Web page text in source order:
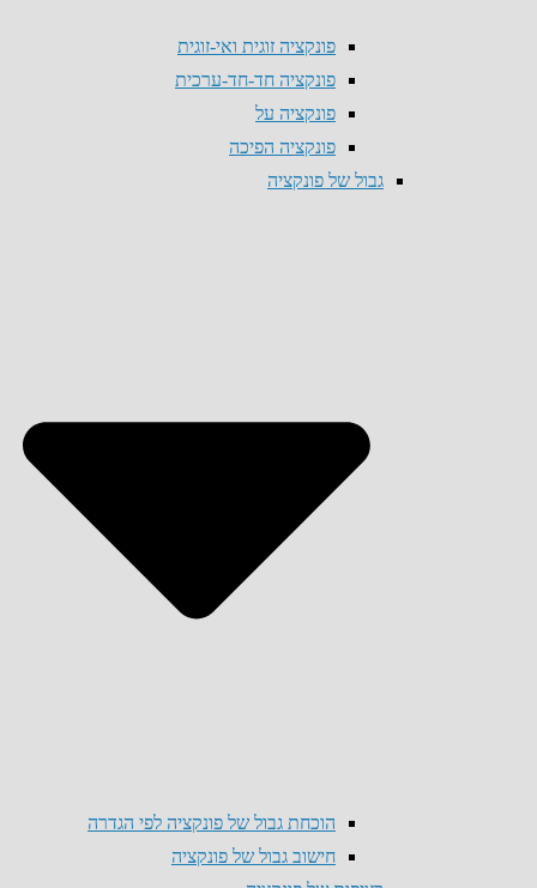
פונקציה זוגית ואי-זוגית
פונקציה חד-חד-ערכית
פונקציה על
פונקציה הפיכה
גבול של פונקציה
הוכחת גבול של פונקציה לפי הגדרה
חישוב גבול של פונקציה